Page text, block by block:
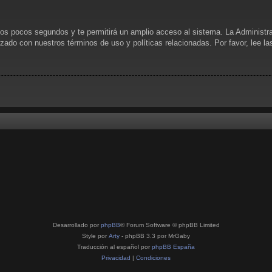
pocos segundos y te permitirá un amplio acceso al sistema. La
con nuestros términos de uso y políticas relacionadas. Por favor, lee
Desarrollado por phpBB® Forum Software © phpBB Limited
Style por Arty - phpBB 3.3 por MrGaby
Traducción al español por phpBB España
Privacidad | Condiciones